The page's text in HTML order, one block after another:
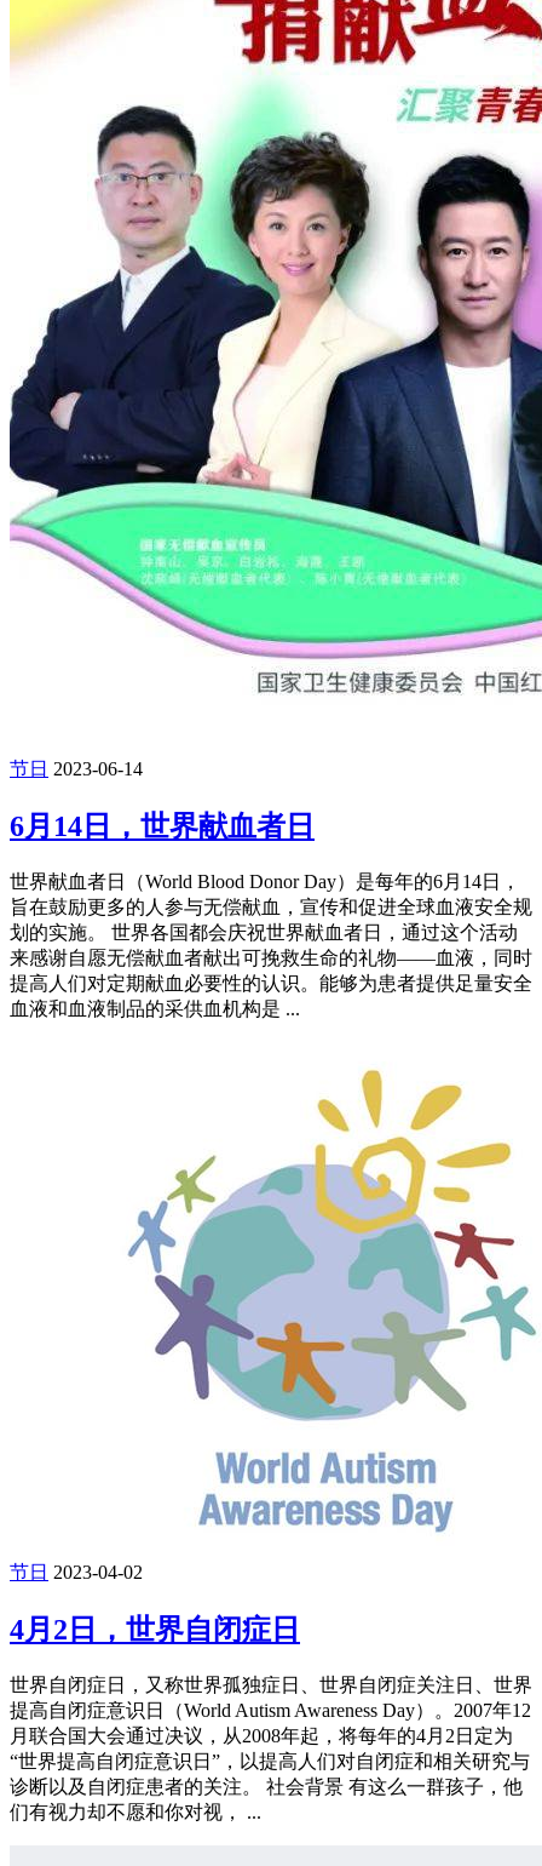
节日 2023-06-14
6月14日，世界献血者日
世界献血者日（World Blood Donor Day）是每年的6月14日，
旨在鼓励更多的人参与无偿献血，宣传和促进全球血液安全规
划的实施。 世界各国都会庆祝世界献血者日，通过这个活动
来感谢自愿无偿献血者献出可挽救生命的礼物——血液，同时
提高人们对定期献血必要性的认识。能够为患者提供足量安全
血液和血液制品的采供血机构是 ...
节日 2023-04-02
4月2日，世界自闭症日
世界自闭症日，又称世界孤独症日、世界自闭症关注日、世界
提高自闭症意识日（World Autism Awareness Day）。2007年12
月联合国大会通过决议，从2008年起，将每年的4月2日定为
“世界提高自闭症意识日”，以提高人们对自闭症和相关研究与
诊断以及自闭症患者的关注。 社会背景 有这么一群孩子，他
们有视力却不愿和你对视， ...